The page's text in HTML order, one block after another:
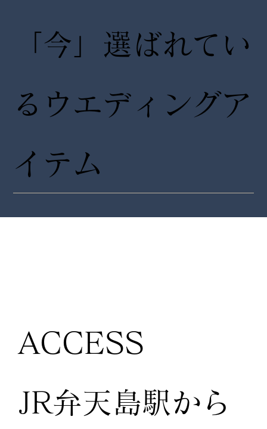
「今」選ばれてい
るウエディングア
イテム
ACCESS
JR弁天島駅から